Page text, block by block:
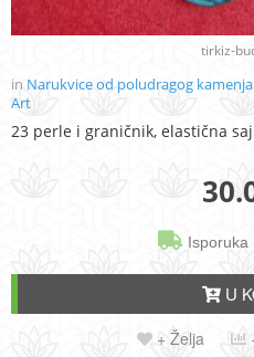
tirkiz-
in Narukvice od poludragog
Art
23 perle i graničnik, elastična
Isporuka
U
+ Želja